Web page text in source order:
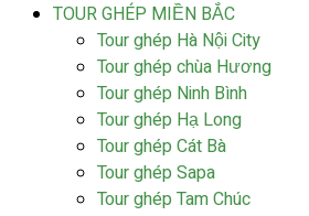
TOUR GHÉP MIỀN BẮC
Tour ghép Hà Nội City
Tour ghép chùa Hương
Tour ghép Ninh Bình
Tour ghép Hạ Long
Tour ghép Cát Bà
Tour ghép Sapa
Tour ghép Tam Chúc